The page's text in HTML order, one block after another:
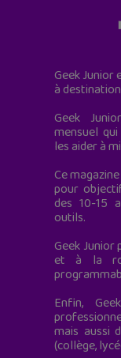
Geek Junior
à
Geek
mensuel
les aider à
Ce
pour
des 10-15
outils.
Geek
et à la
Enfin,
mais aussi
(collège,